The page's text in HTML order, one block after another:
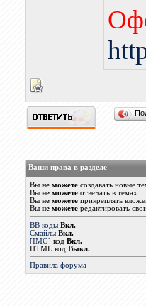
Ваши права в разделе
Вы не можетесоздавать новые
Вы не можетеотвечать в темах
Вы не можетеприкреплять
Вы не можетередактировать
BB коды Вкл.
Смайлы Вкл.
[IMG] код Вкл.
HTML код Выкл.
Правила форума